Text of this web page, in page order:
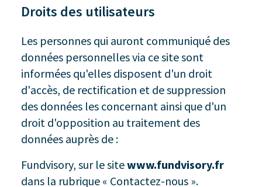
Droits des utilisateurs
Les personnes qui auront communiqué des
données personnelles via ce site sont
informées qu'elles disposent d'un droit
d'accès, de rectification et de suppression
des données les concernant ainsi que d'un
droit d'opposition au traitement des
données auprès de :
Fundvisory, sur le sitewww.fundvisory.fr
dans la rubrique « Contactez-nous ».